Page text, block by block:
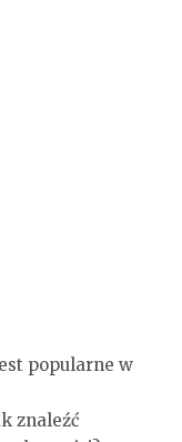
popularne w
znaleźć